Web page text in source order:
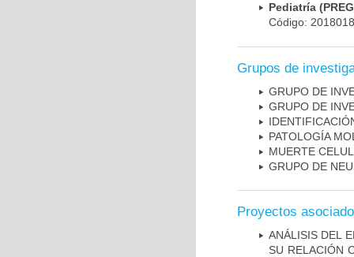
Pediatría
Código:
Grupos de
GRUPO DE
GRUPO DE
PATOLOGÍA
MUERTE
GRUPO DE
Proyectos
ANÁLISIS DEL
SU RELACIÓN